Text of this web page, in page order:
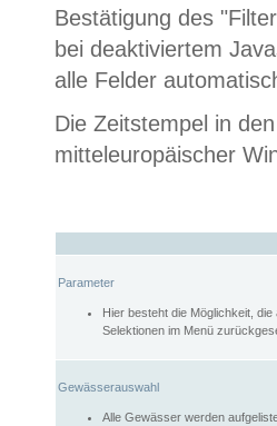
Bestätigung des
bei deaktiviertem
alle Felder
Die Zeitstempel in
mitteleuropäischer
Parameter
Hier besteht die Möglichkeit,
Selektionen im Menü
Gewässerauswahl
Alle Gewässer werden